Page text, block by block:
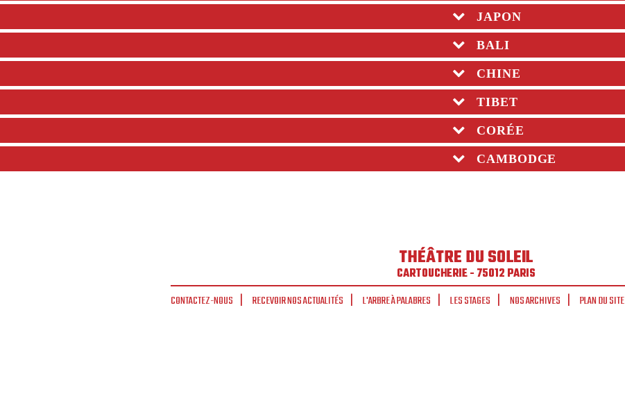
JAPON
BALI
CHINE
TIBET
CORÉE
CAMBODGE
THÉÂTRE DU SOLEIL
CARTOUCHERIE - 75012 PARIS
CONTACTEZ-NOUS
RECEVOIR NOS ACTUALITÉS L'ARBRE À PALABRES LES STAGES NOS ARCHIVES PLAN DU SITE